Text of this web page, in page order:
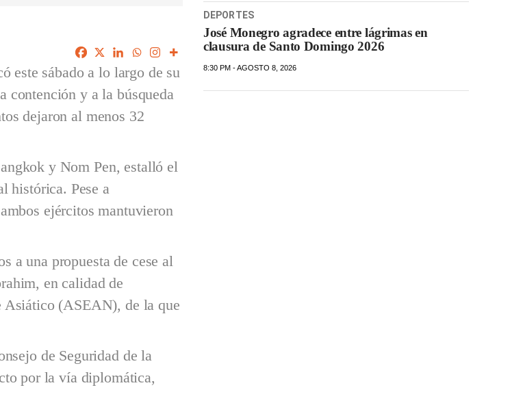
este sábado a lo largo de su
contención y a la búsqueda
dejaron al menos 32
y Nom Pen, estalló el
histórica. Pese a
ejércitos mantuvieron
a una propuesta de cese al
en calidad de
Asiático (ASEAN), de la que
de Seguridad de la
por la vía diplomática,
DEPORTES
José Monegro agradece entre lágrimas en
clausura de Santo Domingo 2026
8:30 PM - AGOSTO 8, 2026